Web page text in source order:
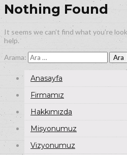
Nothing Found
It seems we can’t find what you’re
help.
Arama:
Anasayfa
Firmamız
Hakkımızda
Misyonumuz
Vizyonumuz